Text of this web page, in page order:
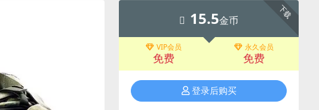
下载
15.5金币
VIP会员
免费
永久会员
免费
登录后购买